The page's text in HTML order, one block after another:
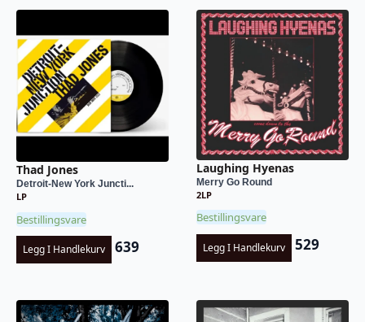
Thad Jones
Detroit-New York Juncti...
LP
Bestillingsvare
Legg I Handlekurv 639
Laughing Hyenas
Merry Go Round
2LP
Bestillingsvare
Legg I Handlekurv 529